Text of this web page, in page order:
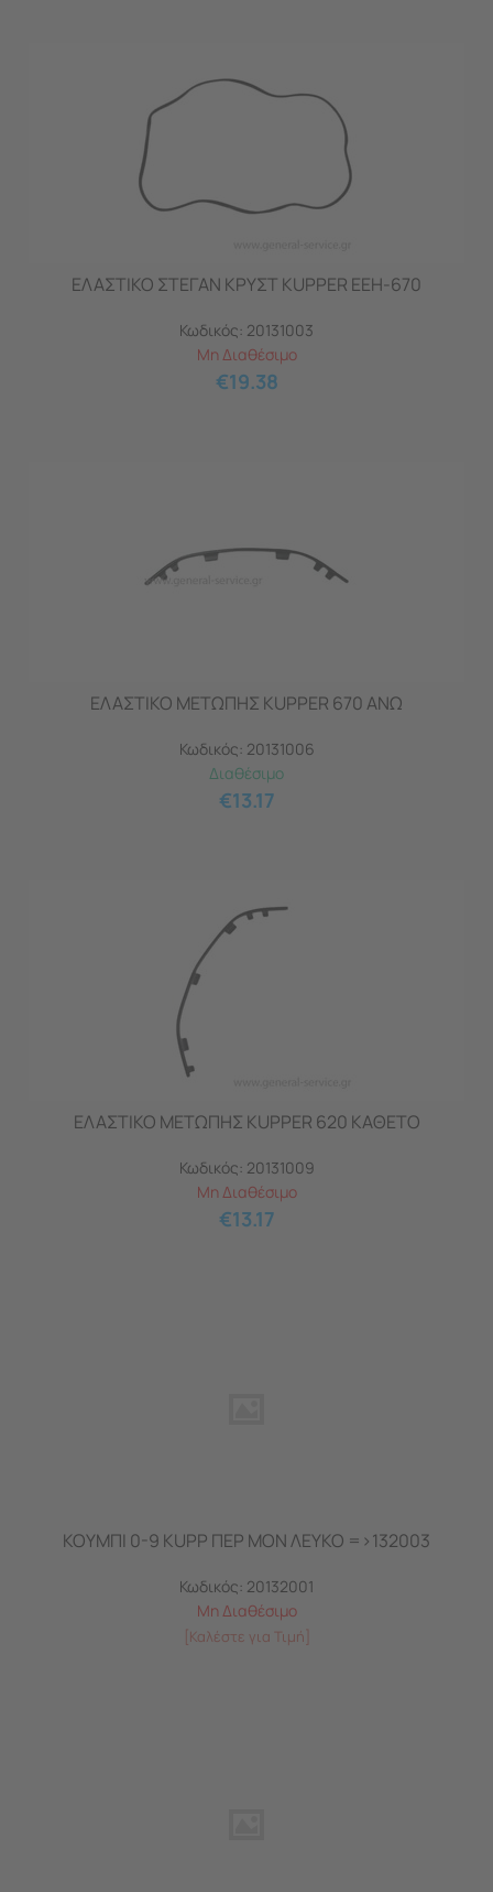
ΕΛΑΣΤΙΚΟ ΣΤΕΓΑΝ ΚΡΥΣΤ KUPPER EEH-670
Κωδικός: 20131003
Μη Διαθέσιμο
€19.38
ΕΛΑΣΤΙΚΟ ΜΕΤΩΠΗΣ KUPPER 670 ΑΝΩ
Κωδικός: 20131006
Διαθέσιμο
€13.17
ΕΛΑΣΤΙΚΟ ΜΕΤΩΠΗΣ KUPPER 620 ΚΑΘΕΤΟ
Κωδικός: 20131009
Μη Διαθέσιμο
€13.17
ΚΟΥΜΠΙ 0-9 KUPP ΠΕΡ ΜΟΝ ΛΕΥKO =>132003
Κωδικός: 20132001
Μη Διαθέσιμο
[Καλέστε για Τιμή]